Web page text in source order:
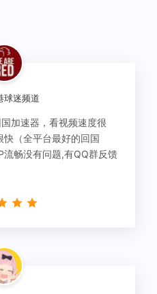
球迷频道
加速器，看视频速度很
（全平台最好的回国
畅没有问题,有QQ群反馈